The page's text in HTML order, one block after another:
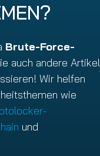
Brute-Force-
auch andere Artikel
Wir helfen
wie
und